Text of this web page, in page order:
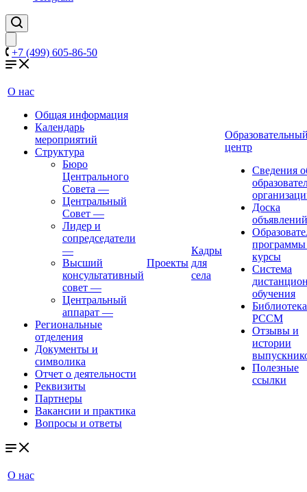
+7 (499) 605-86-50
О нас
Общая информация
Календарь
мероприятий
Структура
Бюро
Центрального
Совета —
Центральный
Совет —
Лидер и
сопредседатели
—
Высший
консультативный
совет —
Центральный
аппарат —
Региональные
отделения
Документы и
символика
Отчет о деятельности
Реквизиты
Партнеры
Вакансии и практика
Вопросы и ответы
Проекты
Кадры
для
села
центр
Сведения
Доска
объявлений
курсы
Система
обучения
Библиотека
РССМ
Отзывы и
истории
Полезные
ссылки
О нас